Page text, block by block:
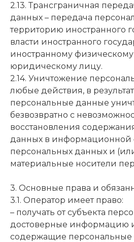
2.13. Трансграничная
данных – передача
территорию иностранного
власти иностранного
иностранному
юридическому лицу.
2.14. Уничтожение
любые действия, в
персональные данные
безвозвратно с
восстановления
данных в информационной
персональных данных и
материальные носители
3. Основные права и
3.1. Оператор имеет право:
– получать от субъекта
достоверные информацию
содержащие персональные